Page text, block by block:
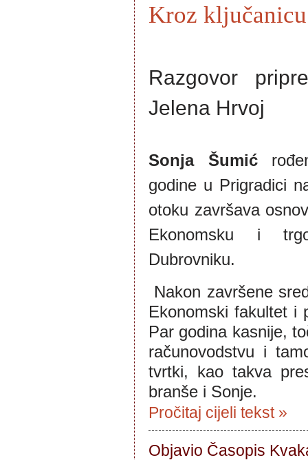
Kroz
Razgovor
Jelena Hrvoj
Sonja Šumić
godine u Prigradici
otoku završava
Ekonomsku i
Dubrovniku.
Nakon završene
Ekonomski fakultet i
Par godina kasnije,
računovodstvu i
tvrtki, kao takva
branše i Sonje.
Pročitaj cijeli tekst »
Objavio Časopis